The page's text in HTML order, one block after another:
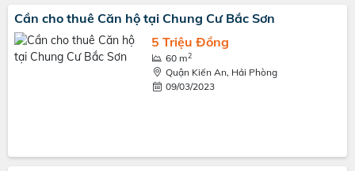
Cần cho thuê Căn hộ tại Chung Cư Bắc Sơn
5 Triệu Đồng
60 m2
Quận Kiến An, Hải Phòng
09/03/2023